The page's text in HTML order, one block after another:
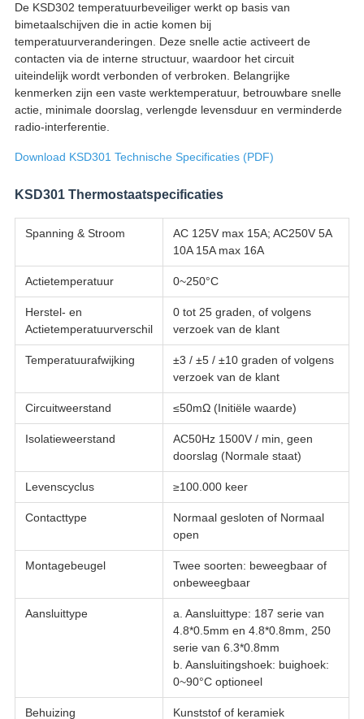
De KSD302 temperatuurbeveiliger werkt op basis van
bimetaalschijven die in actie komen bij
temperatuurveranderingen. Deze snelle actie activeert de
contacten via de interne structuur, waardoor het circuit
uiteindelijk wordt verbonden of verbroken. Belangrijke
kenmerken zijn een vaste werktemperatuur, betrouwbare snelle
actie, minimale doorslag, verlengde levensduur en verminderde
radio-interferentie.
Download KSD301 Technische Specificaties (PDF)
KSD301 Thermostaatspecificaties
Spanning & Stroom
AC 125V max 15A; AC250V 5A
10A 15A max 16A
Actietemperatuur 0~250°C
Herstel- en
Actietemperatuurverschil
0 tot 25 graden, of volgens
verzoek van de klant
Temperatuurafwijking
±3 / ±5 / ±10 graden of volgens
verzoek van de klant
Circuitweerstand ≤50mΩ (Initiële waarde)
Isolatieweerstand
AC50Hz 1500V / min, geen
doorslag (Normale staat)
Levenscyclus ≥100.000 keer
Contacttype
Normaal gesloten of Normaal
open
Montagebeugel
Twee soorten: beweegbaar of
onbeweegbaar
Aansluittype
a. Aansluittype: 187 serie van
4.8*0.5mm en 4.8*0.8mm, 250
serie van 6.3*0.8mm
b. Aansluitingshoek: buighoek:
0~90°C optioneel
Behuizing Kunststof of keramiek